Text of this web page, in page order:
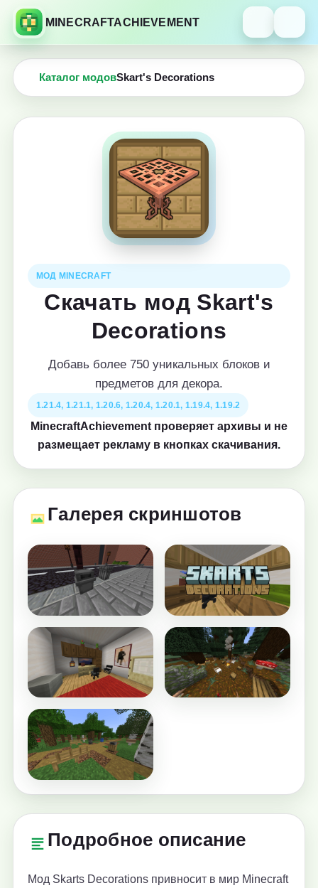
MINECRAFTACHIEVEMENT
Каталог модовSkart's Decorations
МОД MINECRAFT
Скачать мод Skart's
Decorations
Добавь более 750 уникальных блоков и
предметов для декора.
1.21.4, 1.21.1, 1.20.6, 1.20.4, 1.20.1, 1.19.4, 1.19.2
MinecraftAchievement проверяет архивы и не
размещает рекламу в кнопках скачивания.
Галерея скриншотов
Подробное описание
Мод Skarts Decorations привносит в мир Minecraft